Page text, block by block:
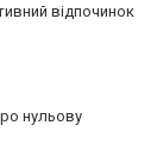
відпочинок
нульову